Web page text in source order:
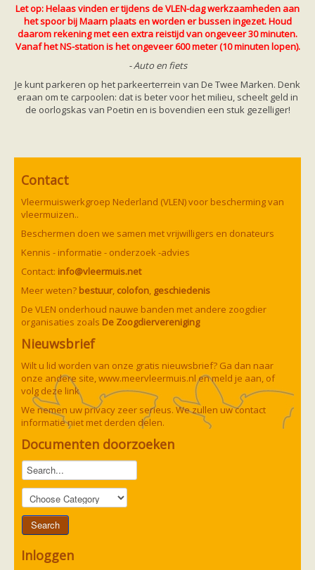
Let op: Helaas vinden er tijdens de VLEN-dag werkzaamheden aan
het spoor bij Maarn plaats en worden er bussen ingezet. Houd
daarom rekening met een extra reistijd van ongeveer 30 minuten.
Vanaf het NS-station is het ongeveer 600 meter (10 minuten lopen).
- Auto en fiets
Je kunt parkeren op het parkeerterrein van De Twee Marken. Denk
eraan om te carpoolen: dat is beter voor het milieu, scheelt geld in
de oorlogskas van Poetin en is bovendien een stuk gezelliger!
Contact
Vleermuiswerkgroep Nederland (VLEN) voor bescherming van
vleermuizen..
Beschermen doen we samen met vrijwilligers en donateurs
Kennis - informatie - onderzoek -advies
Contact: info@vleermuis.net
Meer weten? bestuur, colofon, geschiedenis
De VLEN onderhoud nauwe banden met andere zoogdier
organisaties zoals De Zoogdiervereniging
Nieuwsbrief
Wilt u lid worden van onze gratis nieuwsbrief? Ga dan naar
onze andere site,www.meervleermuis.nlen meld je aan, of
volg deze link
We nemen uw privacy zeer serieus. We zullen uw contact
informatie niet met derden delen.
Documenten doorzoeken
Inloggen